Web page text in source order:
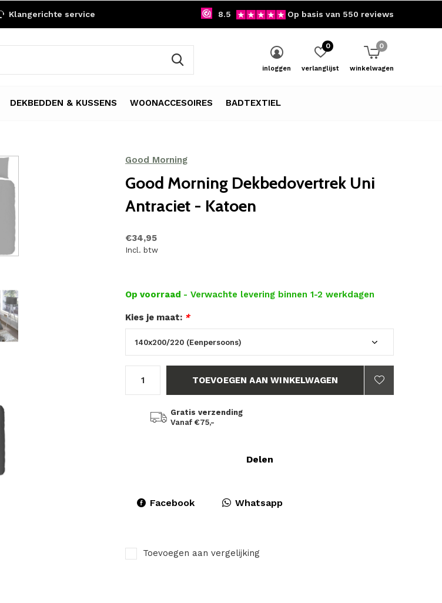
DEKBEDDEN & KUSSENS WOONACCESOIRES BADTEXTIEL
inloggen verlanglijst
0
winkelwagen
0
Klangerichte service 8.5 Op basis van 550 reviews
Good Morning
Good Morning Dekbedovertrek Uni
Antraciet - Katoen
€34,95
Incl. btw
Op voorraad - Verwachte levering binnen 1-2 werkdagen
Kies je maat: *
TOEVOEGEN AAN WINKELWAGEN
Gratis verzending
Vanaf €75,-
Delen
Facebook Whatsapp
Toevoegen aan vergelijking